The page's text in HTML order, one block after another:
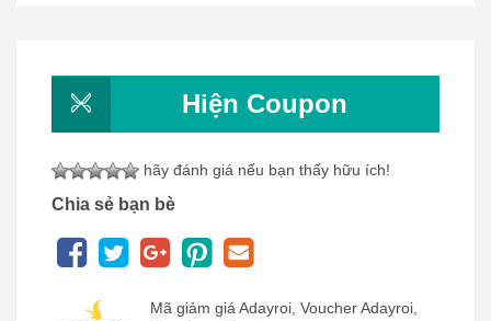
Hiện Coupon
hãy đánh giá nếu bạn thấy hữu ích!
Chia sẻ bạn bè
Mã giảm giá Adayroi, Voucher Adayroi,